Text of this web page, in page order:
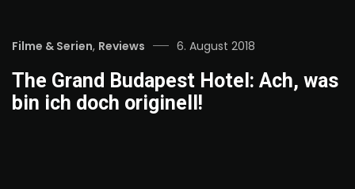
Categories
Filme & Serien, Reviews
Posted
6. August 2018
The Grand Budapest Hotel: Ach, was
bin ich doch originell!